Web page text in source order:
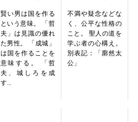
賢い男は国を作る
という意味。 「哲
夫」は見識の優れ
た男性。 「成城」
は国を作ることを
意味する。 「哲
夫、城しろを成
す...
不満や疑念などな
く、公平な性格の
こと。 聖人の道を
学ぶ者の心構え。
別表記：「廓然太
公」